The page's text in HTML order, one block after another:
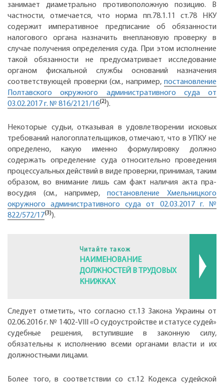
занимает диаметрально противоположную позицию. В
частности, отмечается, что норма пп.78.1.11 ст.78 НКУ
содержит императивное предписание об обязанности
налогового органа назначить внеплановую проверку в
случае получения определения суда. При этом исполнение
такой обязанности не предусматривает исследование
органом фискальной службы оснований назначения
соответствующей проверки (см., например, постановление
Полтавского окружного административного суда от
03.02.2017 г. № 816/2121/16(2)).
Некоторые судьи, отказывая в удовлетворении исковых
требований налогоплательщиков, отмечают, что в УПКУ не
определено, какую именно формулировку должно
содержать определение суда относительно проведения
процессуальных дейст­вий в виде проверки, принимая, таким
образом, во внимание лишь сам факт наличия акта пра­
восудия (см., например,постановление Хмель­ницкого
окружного административного суда от 02.03.2017 г. №
822/572/17(3)).
Читайте також
НАИМЕНОВАНИЕ
ДОЛЖНОСТЕЙ В ТРУДОВЫХ
КНИЖКАХ
Следует отметить, что согласно ст.13 Закона Украины от
02.06.2016 г. № 1402-VIII «О судоустройстве и статусе судей»
судебные решения, вступившие в законную силу,
обязательны к исполнению всеми органами власти и их
должност­ными лицами.
Более того, в соответствии со ст.12 Кодекса судейской